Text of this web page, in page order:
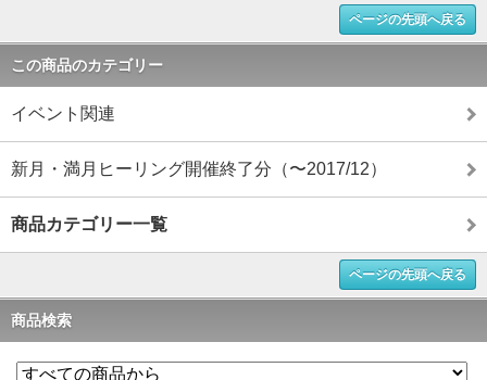
ページの先頭へ戻る
この商品のカテゴリー
イベント関連
新月・満月ヒーリング開催終了分（〜2017/12）
商品カテゴリー一覧
ページの先頭へ戻る
商品検索